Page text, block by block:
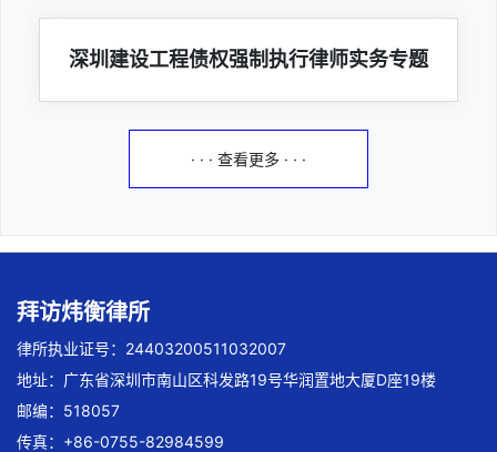
深圳建设工程债权强制执行律师实务专题
· · · 查看更多 · · ·
拜访炜衡律所
律所执业证号：24403200511032007
地址：广东省深圳市南山区科发路19号华润置地大厦D座19楼
邮编：518057
传真：+86-0755-82984599